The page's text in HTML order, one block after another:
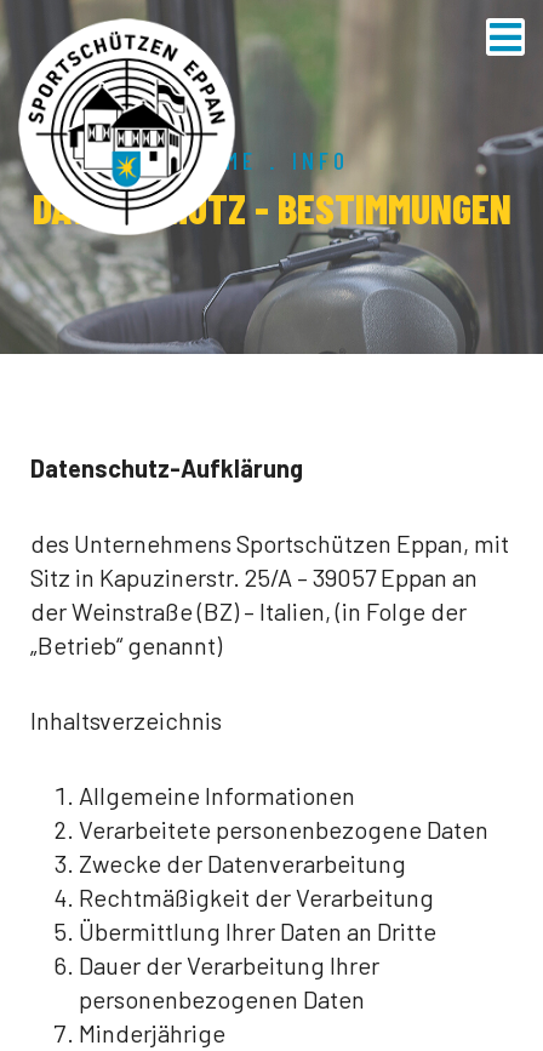
HOME . INFO
DATENSCHUTZ - BESTIMMUNGEN
Datenschutz-Aufklärung
des Unternehmens Sportschützen Eppan, mit
Sitz in Kapuzinerstr. 25/A – 39057 Eppan an
der Weinstraße (BZ) – Italien, (in Folge der
„Betrieb“ genannt)
Inhaltsverzeichnis
Allgemeine Informationen
Verarbeitete personenbezogene Daten
Zwecke der Datenverarbeitung
Rechtmäßigkeit der Verarbeitung
Übermittlung Ihrer Daten an Dritte
Dauer der Verarbeitung Ihrer
personenbezogenen Daten
Minderjährige